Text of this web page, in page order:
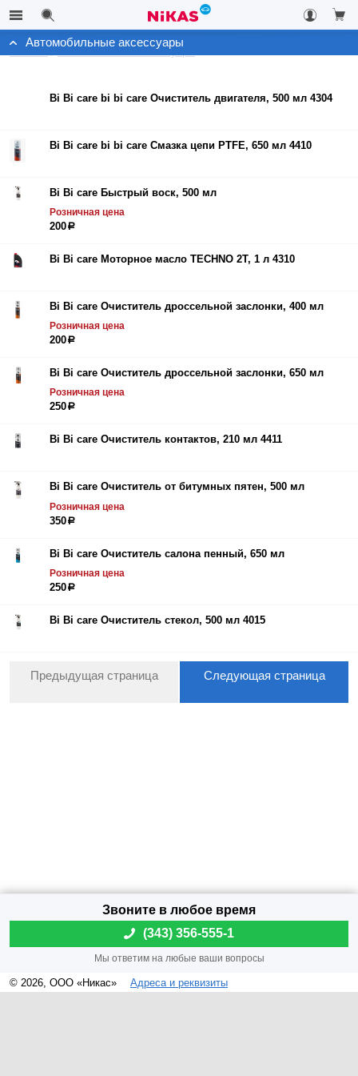
Автомобильные аксессуары
Автомобильные аксессуары
Bi Bi care bi bi care Очиститель двигателя, 500 мл 4304
Bi Bi care bi bi care Смазка цепи PTFE, 650 мл 4410
Bi Bi care Быстрый воск, 500 мл
Розничная цена
200р
Bi Bi care Моторное масло TECHNO 2Т, 1 л 4310
Bi Bi care Очиститель дроссельной заслонки, 400 мл
Розничная цена
200р
Bi Bi care Очиститель дроссельной заслонки, 650 мл
Розничная цена
250р
Bi Bi care Очиститель контактов, 210 мл 4411
Bi Bi care Очиститель от битумных пятен, 500 мл
Розничная цена
350р
Bi Bi care Очиститель салона пенный, 650 мл
Розничная цена
250р
Bi Bi care Очиститель стекол, 500 мл 4015
Предыдущая страница Следующая страница
© 2026, ООО «Никас» Адреса и реквизиты
(343) 356-555-1